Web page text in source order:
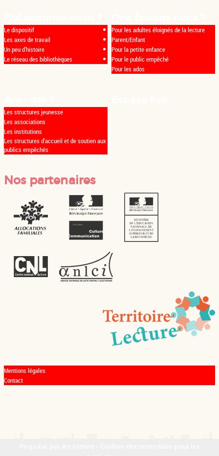
Le dispositif
Les axes de travail
Un peu d'histoire
Le réseau des bibliothèques
Pour les adultes éloignés de la lecture
Parent/Enfant
Pour la petite enfance
Pour le public empêché
Pour les ados
Les structures jeunesse
Les associations
Les institutions
Les structures d'accueil et de soutien aux
publics empêchés
Nos partenaires
Mentions légales
Contact